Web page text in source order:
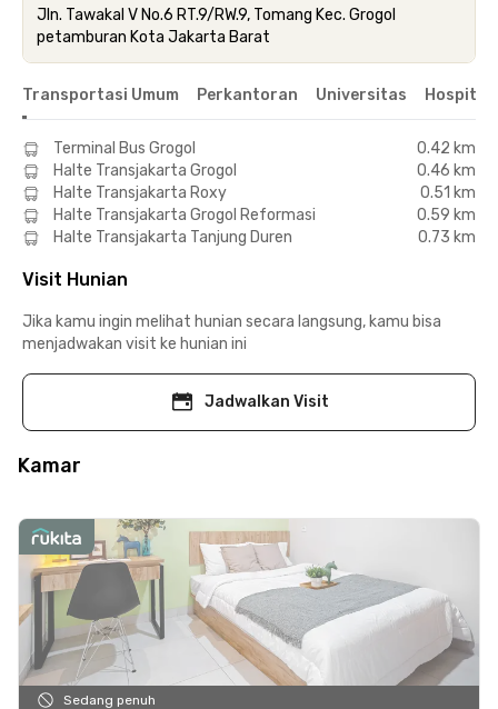
Jln. Tawakal V No.6 RT.9/RW.9, Tomang Kec. Grogol
petamburan Kota Jakarta Barat
Transportasi Umum Perkantoran Universitas Hospital
Terminal Bus Grogol
0.42 km
Halte Transjakarta Grogol
0.46 km
Halte Transjakarta Roxy
0.51 km
Halte Transjakarta Grogol Reformasi
0.59 km
Halte Transjakarta Tanjung Duren
0.73 km
Visit Hunian
Jika kamu ingin melihat hunian secara langsung, kamu bisa
menjadwakan visit ke hunian ini
Jadwalkan Visit
Kamar
Sedang penuh